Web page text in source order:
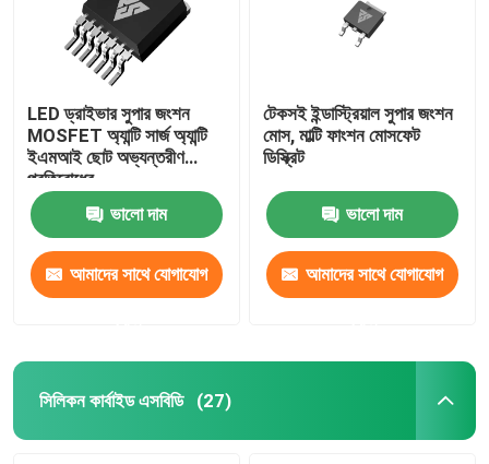
LED ড্রাইভার সুপার জংশন
MOSFET অ্যান্টি সার্জ অ্যান্টি
ইএমআই ছোট অভ্যন্তরীণ
প্রতিরোধের
ভালো দাম
আমাদের সাথে যোগাযোগ
টেকসই ইন্ডাস্ট্রিয়াল সুপার জংশন
মোস, মাল্টি ফাংশন মোসফেট
ডিস্ক্রিট
ভালো দাম
আমাদের সাথে যোগাযোগ
সিলিকন কার্বাইড এসবিডি (27)